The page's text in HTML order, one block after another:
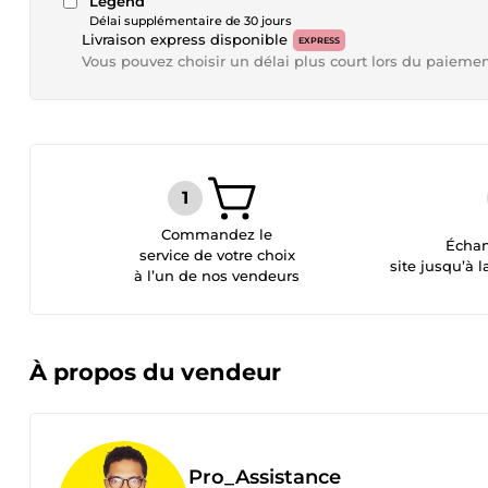
Délai supplémentaire de 30 jours
Livraison express disponible EXPRESS
Vous pouvez choisir un délai plus court lors du
Commandez le
service de votre choix
à l’un de nos vendeurs
site jusqu’à
À propos du vendeur
Pro_Assistance